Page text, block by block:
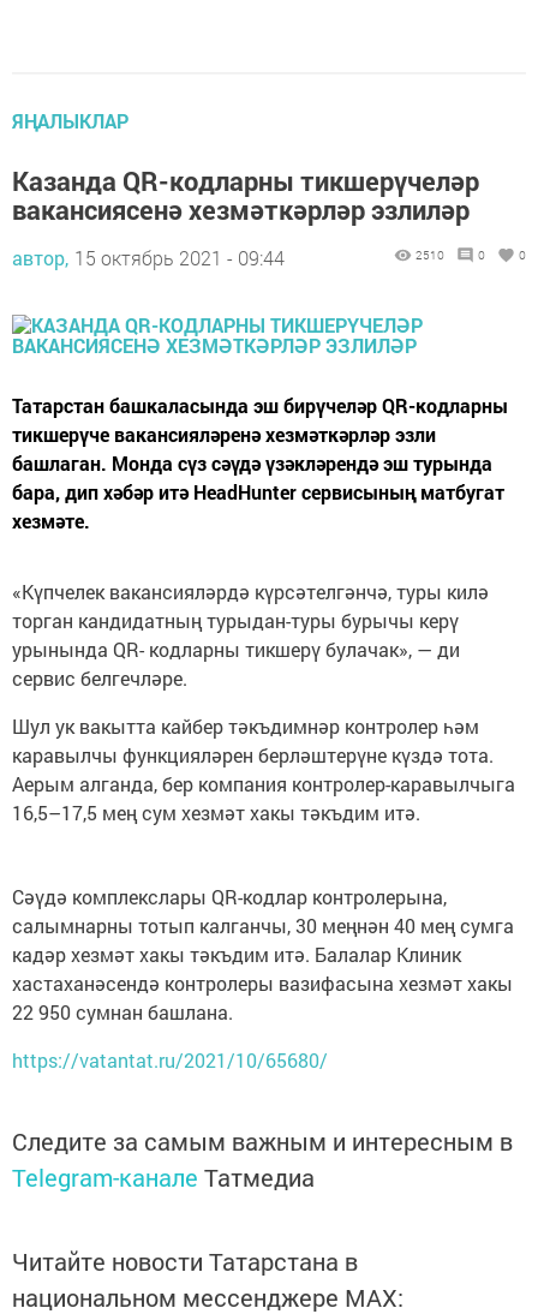
ЯҢАЛЫКЛАР
Казанда QR-кодларны тикшерүчеләр
вакансиясенә хезмәткәрләр эзлиләр
автор, 15 октябрь 2021 - 09:44 2510 0 0
Татарстан башкаласында эш бирүчеләр QR-кодларны
тикшерүче вакансияләренә хезмәткәрләр эзли
башлаган. Монда сүз сәүдә үзәкләрендә эш турында
бара, дип хәбәр итә HeadHunter сервисының матбугат
хезмәте.
«Күпчелек вакансияләрдә күрсәтелгәнчә, туры килә
торган кандидатның турыдан-туры бурычы керү
урынында QR- кодларны тикшерү булачак», — ди
сервис белгечләре.
Шул ук вакытта кайбер тәкъдимнәр контролер һәм
каравылчы функцияләрен берләштерүне күздә тота.
Аерым алганда, бер компания контролер-каравылчыга
16,5–17,5 мең сум хезмәт хакы тәкъдим итә.
Сәүдә комплекслары QR-кодлар контролерына,
салымнарны тотып калганчы, 30 меңнән 40 мең сумга
кадәр хезмәт хакы тәкъдим итә. Балалар Клиник
хастаханәсендә контролеры вазифасына хезмәт хакы
22 950 сумнан башлана.
https://vatantat.ru/2021/10/65680/
Следите за самым важным и интересным в
Telegram-канале Татмедиа
Читайте новости Татарстана в
национальном мессенджере MАХ: